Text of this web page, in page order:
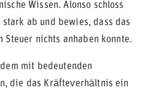
Wissen. Alonso schloss
stark ab und bewies, dass das
nichts anhaben konnte.
mit bedeutenden
die das Kräfteverhältnis ein